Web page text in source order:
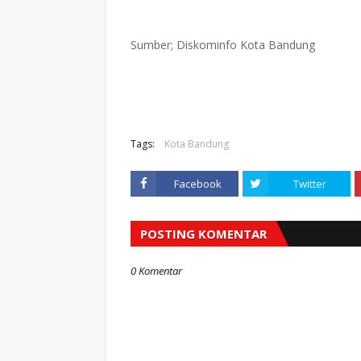
Sumber; Diskominfo Kota Bandung
Tags: Kota Bandung
Facebook Twitter
POSTING KOMENTAR
0 Komentar